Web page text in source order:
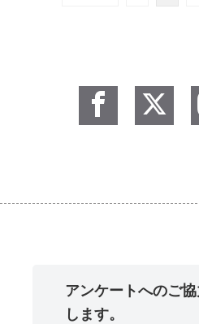
アンケートへのご
します。